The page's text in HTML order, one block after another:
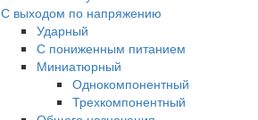
С выходом по напряжению
Ударный
С пониженным питанием
Миниатюрный
Однокомпонентный
Трехкомпонентный